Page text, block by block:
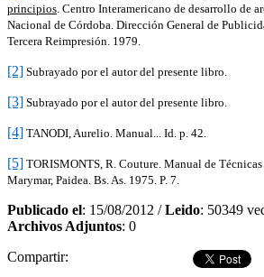
principios . Centro Interamericano de desarrollo de
Nacional de Córdoba. Dirección General de
Tercera Reimpresión. 1979.
[2] Subrayado por el autor del presente libro.
[3] Subrayado por el autor del presente libro.
[4] TANODI, Aurelio. Manual... Id. p. 42.
[5] TORISMONTS, R. Couture. Manual de
Marymar, Paidea. Bs. As. 1975. P. 7.
Publicado el: 15/08/2012 /Leido: 50349
Archivos Adjuntos: 0
Compartir: